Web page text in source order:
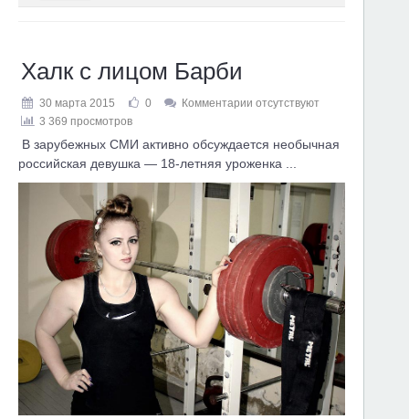
Халк с лицом Барби
30 марта 2015 0
Комментарии отсутствуют
3 369 просмотров
В зарубежных СМИ активно обсуждается необычная
российская девушка — 18-летняя уроженка ...